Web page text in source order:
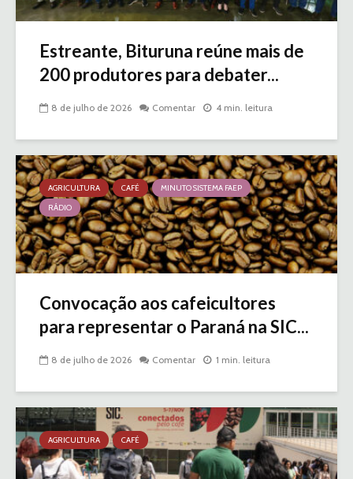
Estreante, Bituruna reúne mais de
200 produtores para debater...
8 de julho de 2026 Comentar 4 min. leitura
AGRICULTURA CAFÉ
MINUTO SISTEMA FAEP
RÁDIO
Convocação aos cafeicultores
para representar o Paraná na SIC...
8 de julho de 2026 Comentar 1 min. leitura
AGRICULTURA CAFÉ